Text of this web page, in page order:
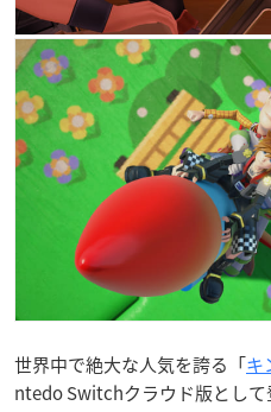
世界中で絶大な人気を誇る「キ
ntedo Switchクラウド版として